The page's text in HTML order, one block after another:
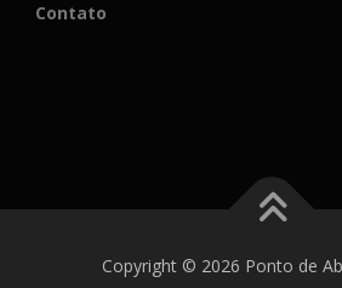
Contato
Copyright © 2026 Ponto de